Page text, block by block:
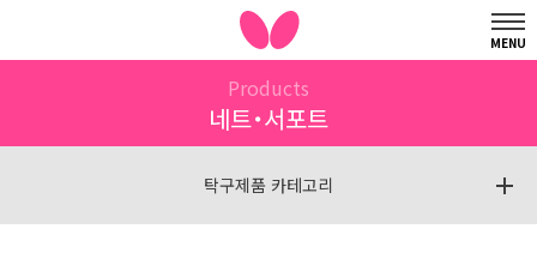
MENU
Products
네트・서포트
탁구제품 카테고리